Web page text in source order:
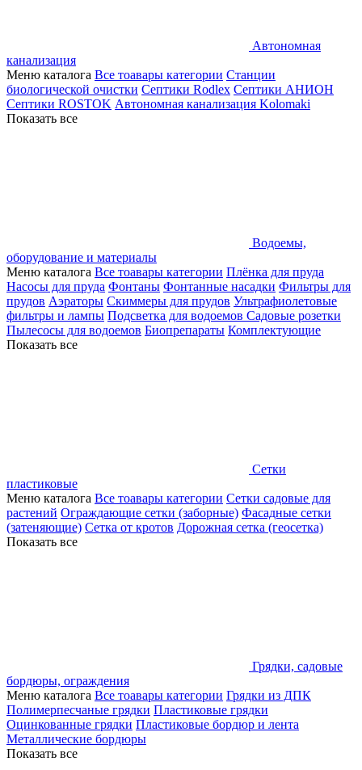
Автономная
канализация
Меню каталога Все тоавары категории Станции
биологической очистки Септики Rodlex Септики АНИОН
Септики ROSTOK Автономная канализация Kolomaki
Показать все
Водоемы,
оборудование и материалы
Меню каталога Все тоавары категории Плёнка для пруда
Насосы для пруда Фонтаны Фонтанные насадки Фильтры для
прудов Аэраторы Скиммеры для прудов Ультрафиолетовые
фильтры и лампы Подсветка для водоемов Садовые розетки
Пылесосы для водоемов Биопрепараты Комплектующие
Показать все
Сетки
пластиковые
Меню каталога Все тоавары категории Сетки садовые для
растений Ограждающие сетки (заборные) Фасадные сетки
(затеняющие) Сетка от кротов Дорожная сетка (геосетка)
Показать все
Грядки, садовые
бордюры, ограждения
Меню каталога Все тоавары категории Грядки из ДПК
Полимерпесчаные грядки Пластиковые грядки
Оцинкованные грядки Пластиковые бордюр и лента
Металлические бордюры
Показать все